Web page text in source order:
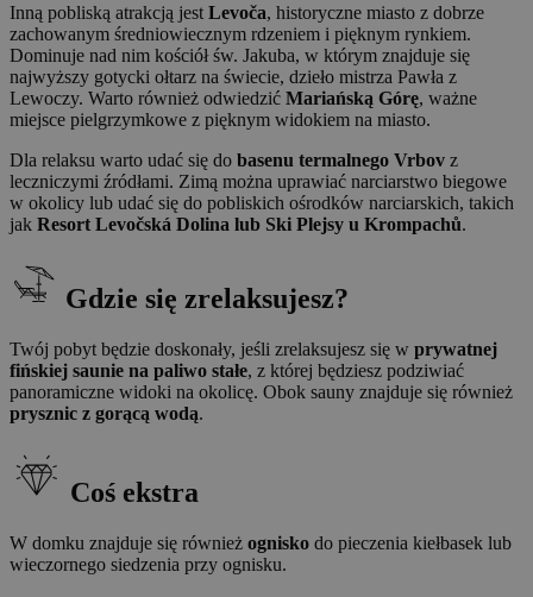
Inną pobliską atrakcją jest Levoča, historyczne miasto z dobrze
zachowanym średniowiecznym rdzeniem i pięknym rynkiem.
Dominuje nad nim kościół św. Jakuba, w którym znajduje się
najwyższy gotycki ołtarz na świecie, dzieło mistrza Pawła z
Lewoczy. Warto również odwiedzić Mariańską Górę, ważne
miejsce pielgrzymkowe z pięknym widokiem na miasto.
Dla relaksu warto udać się do basenu termalnego Vrbov z
leczniczymi źródłami. Zimą można uprawiać narciarstwo biegowe
w okolicy lub udać się do pobliskich ośrodków narciarskich, takich
jak Resort Levočská Dolina lub Ski Plejsy u Krompachů.
Gdzie się zrelaksujesz?
Twój pobyt będzie doskonały, jeśli zrelaksujesz się w prywatnej
fińskiej saunie na paliwo stałe, z której będziesz podziwiać
panoramiczne widoki na okolicę. Obok sauny znajduje się również
prysznic z gorącą wodą.
Coś ekstra
W domku znajduje się również ognisko do pieczenia kiełbasek lub
wieczornego siedzenia przy ognisku.